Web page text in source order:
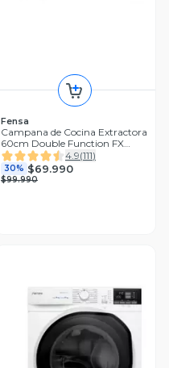
Fensa
Campana de Cocina Extractora
60cm Double Function FX
U6160
4.9(111)
30% $69.990
$99.990